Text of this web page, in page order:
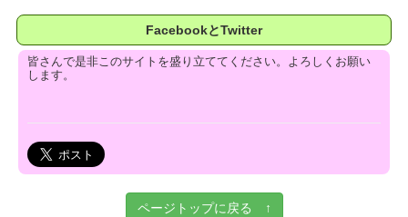
FacebookとTwitter
皆さんで是非このサイトを盛り立ててください。よろしくお願い
します。
ページトップに戻る ↑